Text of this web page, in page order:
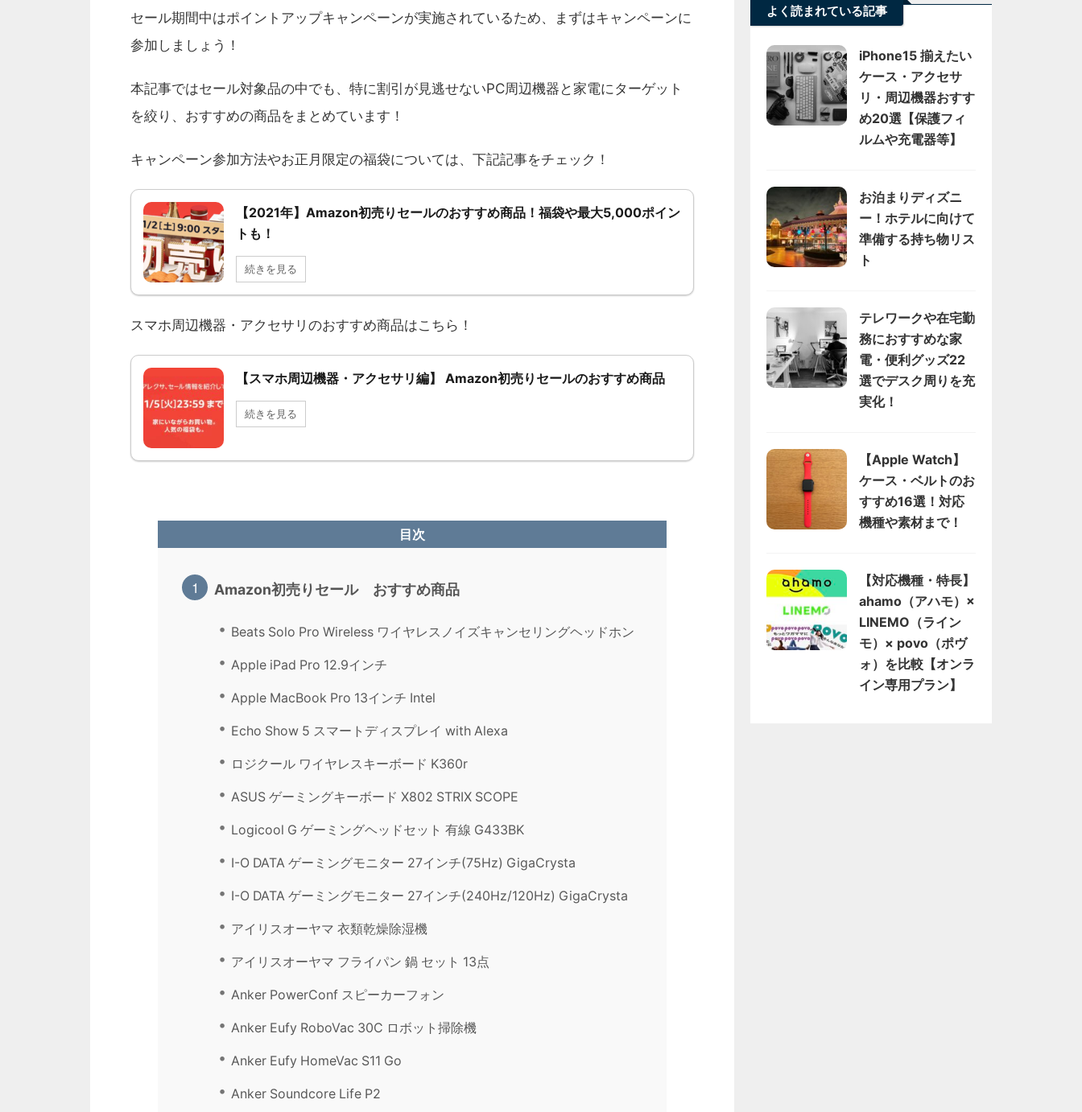
セール期間中はポイントアップキャンペーンが実施されているため、まずはキャンペーンに
参加しましょう！
本記事ではセール対象品の中でも、特に割引が見逃せないPC周辺機器と家電にターゲット
を絞り、おすすめの商品をまとめています！
キャンペーン参加方法やお正月限定の福袋については、下記記事をチェック！
【2021年】Amazon初売りセールのおすすめ商品！福袋や最大5,000ポイン
トも！
続きを見る
スマホ周辺機器・アクセサリのおすすめ商品はこちら！
【スマホ周辺機器・アクセサリ編】 Amazon初売りセールのおすすめ商品
続きを見る
目次
Amazon初売りセール おすすめ商品
Beats Solo Pro Wireless ワイヤレスノイズキャンセリングヘッドホン
Apple iPad Pro 12.9インチ
Apple MacBook Pro 13インチ Intel
Echo Show 5 スマートディスプレイ with Alexa
ロジクール ワイヤレスキーボード K360r
ASUS ゲーミングキーボード X802 STRIX SCOPE
Logicool G ゲーミングヘッドセット 有線 G433BK
I-O DATA ゲーミングモニター 27インチ(75Hz) GigaCrysta
I-O DATA ゲーミングモニター 27インチ(240Hz/120Hz) GigaCrysta
アイリスオーヤマ 衣類乾燥除湿機
アイリスオーヤマ フライパン 鍋 セット 13点
Anker PowerConf スピーカーフォン
Anker Eufy RoboVac 30C ロボット掃除機
Anker Eufy HomeVac S11 Go
Anker Soundcore Life P2
よく読まれている記事
iPhone15 揃えたい
ケース・アクセサ
リ・周辺機器おすす
め20選【保護フィ
ルムや充電器等】
お泊まりディズニ
ー！ホテルに向けて
準備する持ち物リス
ト
テレワークや在宅勤
務におすすめな家
電・便利グッズ22
選でデスク周りを充
実化！
【Apple Watch】
ケース・ベルトのお
すすめ16選！対応
機種や素材まで！
【対応機種・特長】
ahamo（アハモ）×
LINEMO（ライン
モ）× povo（ポヴ
ォ）を比較【オンラ
イン専用プラン】